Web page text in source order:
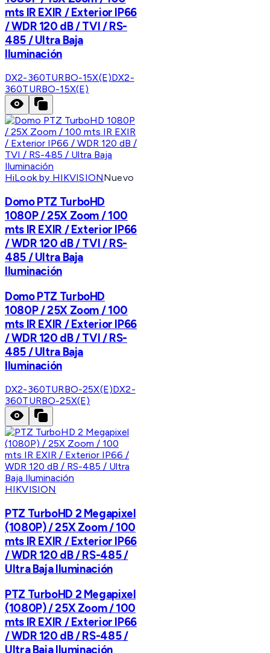
mts IR EXIR / Exterior IP66
/ WDR 120 dB / TVI / RS-
485 / Ultra Baja
Iluminación
DX2-360TURBO-15X(E)DX2-
360TURBO-15X(E)
HiLook by HIKVISIONNuevo
Domo PTZ TurboHD
1080P / 25X Zoom / 100
mts IR EXIR / Exterior IP66
/ WDR 120 dB / TVI / RS-
485 / Ultra Baja
Iluminación
Domo PTZ TurboHD
1080P / 25X Zoom / 100
mts IR EXIR / Exterior IP66
/ WDR 120 dB / TVI / RS-
485 / Ultra Baja
Iluminación
DX2-360TURBO-25X(E)DX2-
360TURBO-25X(E)
HIKVISION
PTZ TurboHD 2 Megapixel
(1080P) / 25X Zoom / 100
mts IR EXIR / Exterior IP66
/ WDR 120 dB / RS-485 /
Ultra Baja Iluminación
PTZ TurboHD 2 Megapixel
(1080P) / 25X Zoom / 100
mts IR EXIR / Exterior IP66
/ WDR 120 dB / RS-485 /
Ultra Baja Iluminación